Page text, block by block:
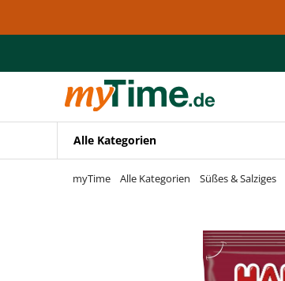
Zur Navigation springen
Alle Kategorien
myTime Alle Kategorien Süßes & Salziges